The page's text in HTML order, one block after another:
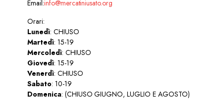
Email:info@mercatiniusato.org
Orari:
Lunedì: CHIUSO
Martedì: 15-19
Mercoledì: CHIUSO
Giovedì: 15-19
Venerdì: CHIUSO
Sabato: 10-19
Domenica: (CHIUSO GIUGNO, LUGLIO E AGOSTO)